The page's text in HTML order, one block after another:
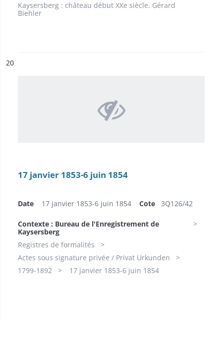
Kaysersberg : château début XXe siècle. Gérard
Biehler
n°
20
17 janvier 1853-6 juin 1854
Date 17 janvier 1853-6 juin 1854 Cote ​3Q126/42
Contexte : Bureau de l'Enregistrement de
Kaysersberg
Registres de formalités
Actes sous signature privée / Privat Urkunden
1799-1892
17 janvier 1853-6 juin 1854